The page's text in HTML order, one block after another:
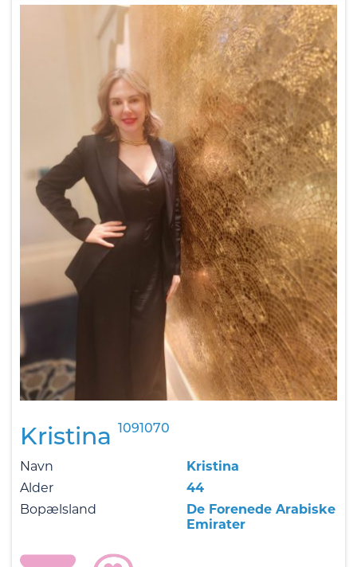
Kristina 1091070
Navn
Kristina
Alder
44
Bopælsland
De Forenede Arabiske
Emirater